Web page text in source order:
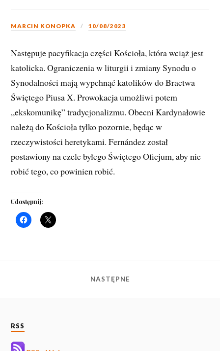
MARCIN KONOPKA 10/08/2023
Następuje pacyfikacja części Kościoła, która wciąż jest
katolicka. Ograniczenia w liturgii i zmiany Synodu o
Synodalności mają wypchnąć katolików do Bractwa
Świętego Piusa X. Prowokacja umożliwi potem
„ekskomunikę” tradycjonalizmu. Obecni Kardynałowie
należą do Kościoła tylko pozornie, będąc w
rzeczywistości heretykami. Fernández został
postawiony na czele byłego Świętego Oficjum, aby nie
robić tego, co powinien robić.
Udostępnij:
NASTĘPNE
RSS